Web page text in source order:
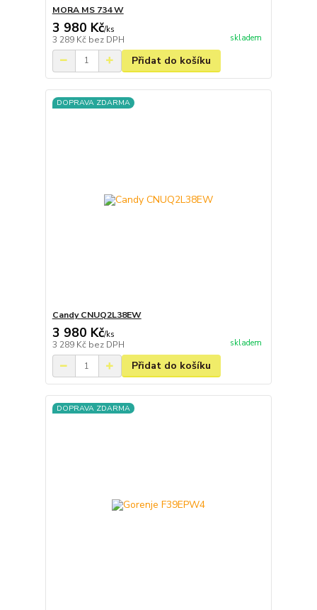
MORA MS 734 W
3 980 Kč/ks
3 289 Kč bez DPH skladem
Přidat do košíku
DOPRAVA ZDARMA
Candy CNUQ2L38EW
3 980 Kč/ks
3 289 Kč bez DPH skladem
Přidat do košíku
DOPRAVA ZDARMA